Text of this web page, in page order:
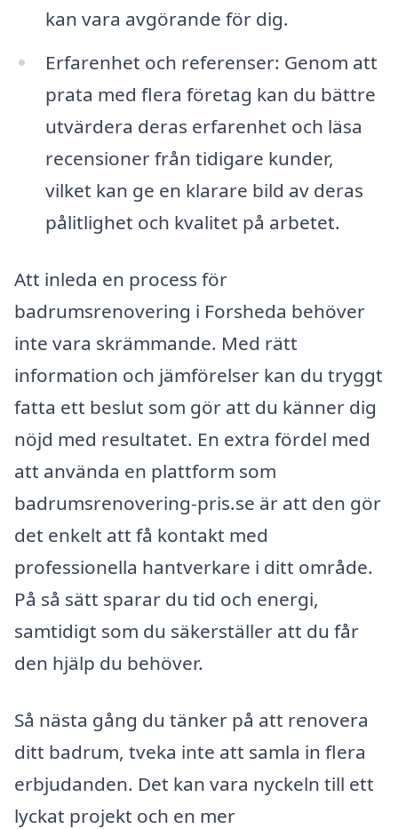
kan vara avgörande för dig.
Erfarenhet och referenser: Genom att
prata med flera företag kan du bättre
utvärdera deras erfarenhet och läsa
recensioner från tidigare kunder,
vilket kan ge en klarare bild av deras
pålitlighet och kvalitet på arbetet.
Att inleda en process för
badrumsrenovering i Forsheda behöver
inte vara skrämmande. Med rätt
information och jämförelser kan du tryggt
fatta ett beslut som gör att du känner dig
nöjd med resultatet. En extra fördel med
att använda en plattform som
badrumsrenovering-pris.se är att den gör
det enkelt att få kontakt med
professionella hantverkare i ditt område.
På så sätt sparar du tid och energi,
samtidigt som du säkerställer att du får
den hjälp du behöver.
Så nästa gång du tänker på att renovera
ditt badrum, tveka inte att samla in flera
erbjudanden. Det kan vara nyckeln till ett
lyckat projekt och en mer